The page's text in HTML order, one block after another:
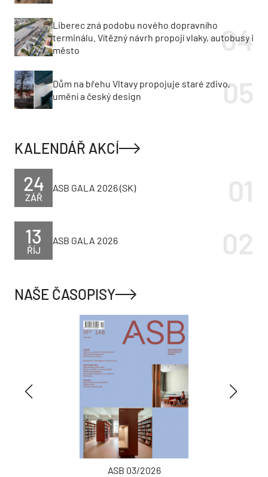
Liberec zná podobu nového dopravního
terminálu. Vítězný návrh propojí vlaky, autobusy i
město
Dům na břehu Vltavy propojuje staré zdivo,
umění a český design
KALENDÁŘ AKCÍ
ZÁŘ
24 ASB GALA 2026 (SK)
ŘÍJ
13 ASB GALA 2026
NAŠE ČASOPISY
ASB 03/2026